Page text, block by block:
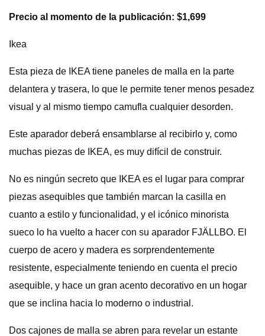
Precio al momento de la publicación: $1,699
Ikea
Esta pieza de IKEA tiene paneles de malla en la parte
delantera y trasera, lo que le permite tener menos pesadez
visual y al mismo tiempo camufla cualquier desorden.
Este aparador deberá ensamblarse al recibirlo y, como
muchas piezas de IKEA, es muy difícil de construir.
No es ningún secreto que IKEA es el lugar para comprar
piezas asequibles que también marcan la casilla en
cuanto a estilo y funcionalidad, y el icónico minorista
sueco lo ha vuelto a hacer con su aparador FJÄLLBO. El
cuerpo de acero y madera es sorprendentemente
resistente, especialmente teniendo en cuenta el precio
asequible, y hace un gran acento decorativo en un hogar
que se inclina hacia lo moderno o industrial.
Dos cajones de malla se abren para revelar un estante